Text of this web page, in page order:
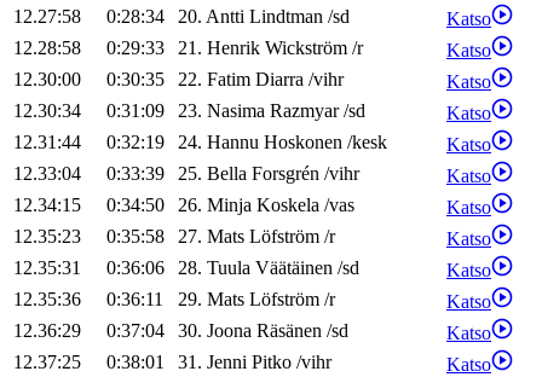
12.27:58
0:28:34 20. Antti Lindtman /sd
Katso
12.28:58
0:29:33 21. Henrik Wickström /r
Katso
12.30:00
0:30:35 22. Fatim Diarra /vihr
Katso
12.30:34
0:31:09 23. Nasima Razmyar/sd
Katso
12.31:44
0:32:19 24. Hannu Hoskonen /kesk
Katso
12.33:04
0:33:39 25. Bella Forsgrén /vihr
Katso
12.34:15
0:34:50 26. Minja Koskela /vas
Katso
12.35:23
0:35:58 27. Mats Löfström /r
Katso
12.35:31
0:36:06 28. Tuula Väätäinen /sd
Katso
12.35:36
0:36:11 29. Mats Löfström /r
Katso
12.36:29
0:37:04 30. Joona Räsänen /sd
Katso
12.37:25
0:38:01 31. Jenni Pitko /vihr
Katso